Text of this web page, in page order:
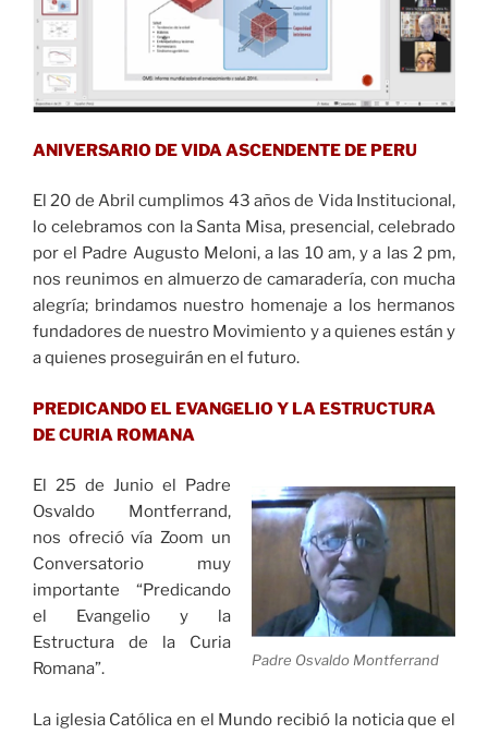
ANIVERSARIO DE VIDA ASCENDENTE DE PERU
El 20 de Abril cumplimos 43 años de Vida Institucional,
lo celebramos con la Santa Misa, presencial, celebrado
por el Padre Augusto Meloni, a las 10 am, y a las 2 pm,
nos reunimos en almuerzo de camaradería, con mucha
alegría; brindamos nuestro homenaje a los hermanos
fundadores de nuestro Movimiento y a quienes están y
a quienes proseguirán en el futuro.
PREDICANDO EL EVANGELIO Y LA ESTRUCTURA
DE CURIA ROMANA
Padre Osvaldo Montferrand
El 25 de Junio el Padre
Osvaldo Montferrand,
nos ofreció vía Zoom un
Conversatorio muy
importante “Predicando
el Evangelio y la
Estructura de la Curia
Romana”.
La iglesia Católica en el Mundo recibió la noticia que el